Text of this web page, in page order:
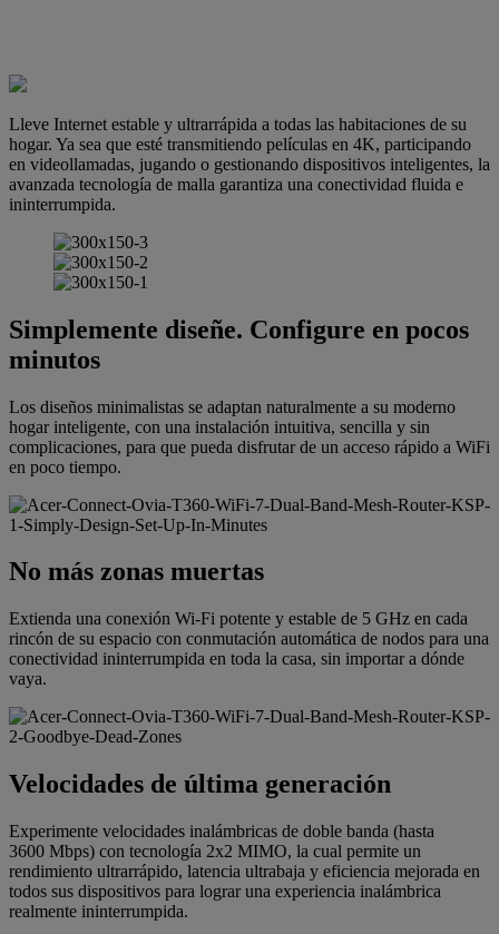
Lleve Internet estable y ultrarrápida a todas las habitaciones de su
hogar. Ya sea que esté transmitiendo películas en 4K, participando
en videollamadas, jugando o gestionando dispositivos inteligentes, la
avanzada tecnología de malla garantiza una conectividad fluida e
ininterrumpida.
Simplemente diseñe. Configure en pocos
minutos
Los diseños minimalistas se adaptan naturalmente a su moderno
hogar inteligente, con una instalación intuitiva, sencilla y sin
complicaciones, para que pueda disfrutar de un acceso rápido a WiFi
en poco tiempo.
No más zonas muertas
Extienda una conexión Wi-Fi potente y estable de 5 GHz en cada
rincón de su espacio con conmutación automática de nodos para una
conectividad ininterrumpida en toda la casa, sin importar a dónde
vaya.
Velocidades de última generación
Experimente velocidades inalámbricas de doble banda (hasta
3600 Mbps) con tecnología 2x2 MIMO, la cual permite un
rendimiento ultrarrápido, latencia ultrabaja y eficiencia mejorada en
todos sus dispositivos para lograr una experiencia inalámbrica
realmente ininterrumpida.